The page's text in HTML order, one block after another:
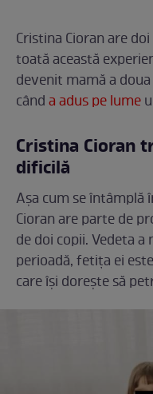
Cristina Cioran are
toată această
devenit mamă a
cânda adus pe lume
Cristina Cioran
dificilă
Așa cum se întâmplă
Cioran are parte de
de doi copii. Vedeta
perioadă, fetița ei
care își dorește să